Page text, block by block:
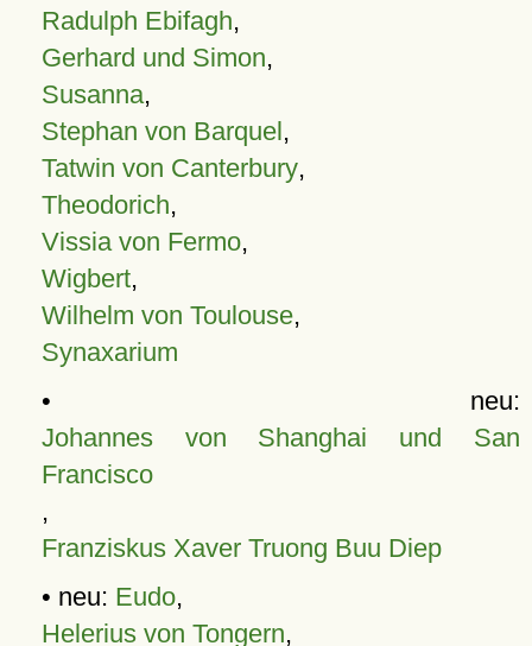
Radulph Ebifagh,
Gerhard und Simon,
Susanna,
Stephan von Barquel,
Tatwin von Canterbury,
Theodorich,
Vissia von Fermo,
Wigbert,
Wilhelm von Toulouse,
Synaxarium
• neu:
Johannes von Shanghai und San
Francisco
,
Franziskus Xaver Truong Buu Diep
• neu: Eudo,
Helerius von Tongern,